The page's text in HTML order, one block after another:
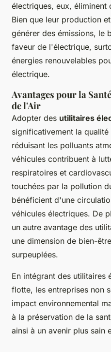
électriques, eux, éliminent
Bien que leur production
générer des émissions, le
faveur de l'électrique,
énergies renouvelables
électrique.
Avantages pour la
de l'Air
Adopter des utilitaires
significativement la
réduisant les polluants
véhicules contribuent à
respiratoires et
touchées par la pollution
bénéficient d'une
véhicules électriques. De
un autre avantage des
une dimension de bien-
surpeuplées.
En intégrant des utilitaires
flotte, les entreprises non
impact environnemental
à la préservation de la
ainsi à un avenir plus sain